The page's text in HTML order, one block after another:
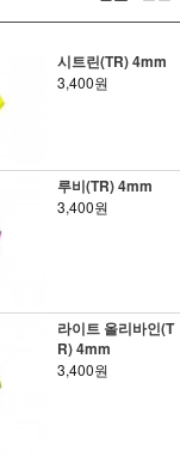
시트린(TR) 4mm
3,400원
루비(TR) 4mm
3,400원
라이트 올리바인(T
R) 4mm
3,400원